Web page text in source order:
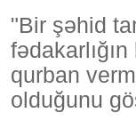
"Bir şəhid
qurban
olduğunu